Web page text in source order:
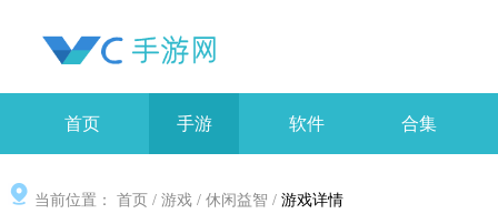
首页 手游 软件 合集
当前位置： 首页 / 游戏 / 休闲益智 / 游戏详情